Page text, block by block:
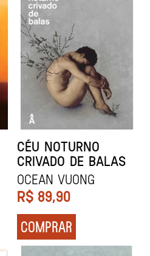
CÉU NOTURNO
CRIVADO DE BALAS
Ocean Vuong
R$ 89,90
COMPRAR